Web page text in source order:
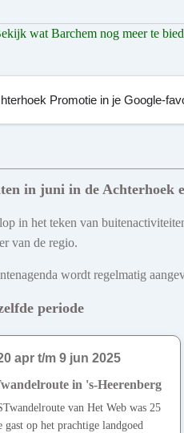
wat Barchem nog meer te
Promotie in je Google-
in juni in de Achterhoek
in het teken van
van de regio.
wordt regelmatig
periode
apr t/m 9 jun 2025
in 's-Heerenberg
van Het Web was 25
gast op het prachtige landgoed